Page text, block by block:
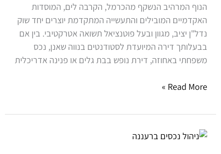
הנוף המרהיב הנשקף מהכרמל, הקרבה לים, המוסדות
האקדמיים המובילים והתעשייה המתקדמת יוצרים יחד שוק
נדל"ן יציב, מגוון ובעל פוטנציאל תשואה אטרקטיבי. בין אם
בבעלותך דירה המיועדת לסטודנטים בנווה שאנן, נכס
משפחתי באחוזה, דירת נופש בבת גלים או פנינה אדריכלית
Read More »
ניהול